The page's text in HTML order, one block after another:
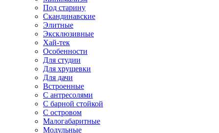
Под старину
Скандинавские
Элитные
Эксклюзивные
Хай-тек
Особенности
Для студии
Для хрущевки
Для дачи
Встроенные
С антресолями
С барной стойкой
С островом
Малогабаритные
Модульные